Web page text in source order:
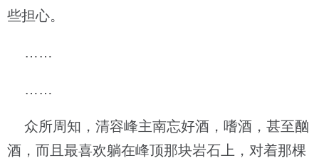
些担心。
……
……
众所周知，清容峰主南忘好酒，嗜酒，甚至酗
酒，而且最喜欢躺在峰顶那块岩石上，对着那棵